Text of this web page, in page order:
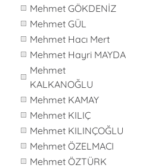
Mehmet GÖKDENİZ
Mehmet GÜL
Mehmet Hacı Mert
Mehmet Hayri MAYDA
Mehmet
KALKANOĞLU
Mehmet KAMAY
Mehmet KILIÇ
Mehmet KILINÇOĞLU
Mehmet ÖZELMACI
Mehmet ÖZTÜRK